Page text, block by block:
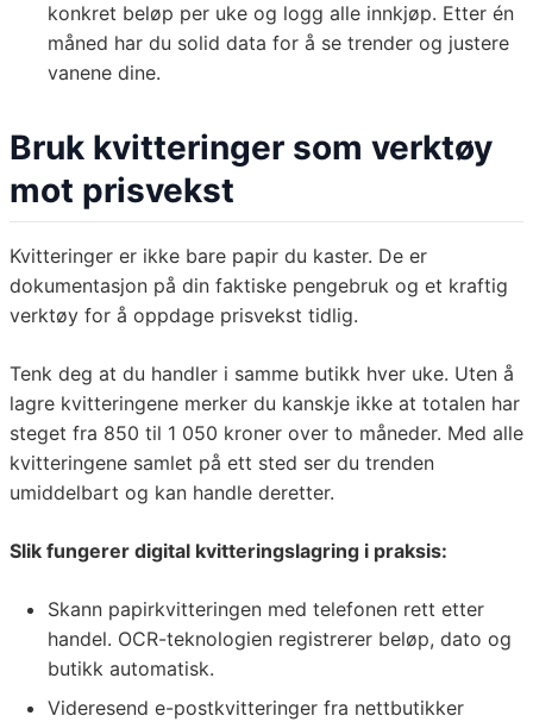
konkret beløp per uke og logg alle innkjøp. Etter én
måned har du solid data for å se trender og justere
vanene dine.
Bruk kvitteringer som verktøy
mot prisvekst
Kvitteringer er ikke bare papir du kaster. De er
dokumentasjon på din faktiske pengebruk og et kraftig
verktøy for å oppdage prisvekst tidlig.
Tenk deg at du handler i samme butikk hver uke. Uten å
lagre kvitteringene merker du kanskje ikke at totalen har
steget fra 850 til 1 050 kroner over to måneder. Med alle
kvitteringene samlet på ett sted ser du trenden
umiddelbart og kan handle deretter.
Slik fungerer digital kvitteringslagring i praksis:
Skann papirkvitteringen med telefonen rett etter
handel. OCR-teknologien registrerer beløp, dato og
butikk automatisk.
Videresend e-postkvitteringer fra nettbutikker